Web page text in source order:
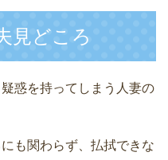
見どころ
惑を持ってしまう人妻の
も関わらず、払拭できな